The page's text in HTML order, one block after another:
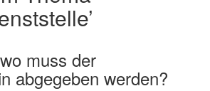
muss der
abgegeben werden?